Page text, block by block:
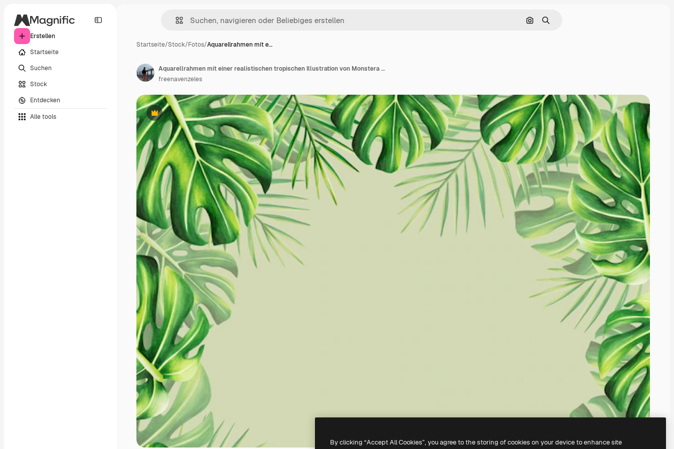
Erstellen
Startseite
Suchen
Stock
Entdecken
Alle tools
Nach Bild suchen
Suchen
Startseite/Stock/Fotos/Aquarellrahmen mit e…
Premium
Aquarellrahmen mit einer realistischen tropischen Illustration von Monstera und Palme auf weißem Hintergrund
freenavenzeles
By clicking “Accept All Cookies”, you agree to the storing of cookies on your device to enhance site